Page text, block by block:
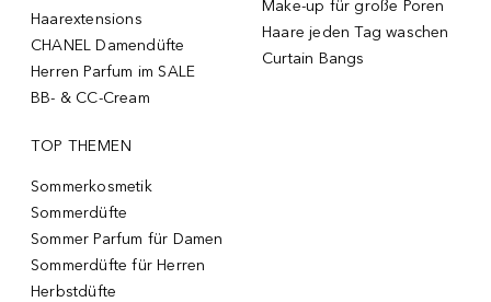
Haarextensions
CHANEL Damendüfte
Herren Parfum im SALE
BB- & CC-Cream
Make-up für große Poren
Haare jeden Tag waschen
Curtain Bangs
TOP THEMEN
Sommerkosmetik
Sommerdüfte
Sommer Parfum für Damen
Sommerdüfte für Herren
Herbstdüfte